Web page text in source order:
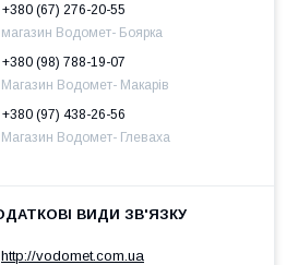
+380 (67) 276-20-55
магазин Водомет- Боярка
+380 (98) 788-19-07
Магазин Водомет- Макарів
+380 (97) 438-26-56
Магазин Водомет- Глеваха
http://vodomet.com.ua